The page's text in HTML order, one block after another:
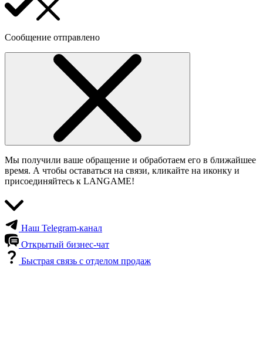
Сообщение отправлено
Мы получили ваше обращение и обработаем его в ближайшее
время. А чтобы оставаться на связи, кликайте на иконку и
присоединяйтесь к LANGAME!
Наш Telegram-канал
Открытый бизнес-чат
Быстрая связь с отделом продаж